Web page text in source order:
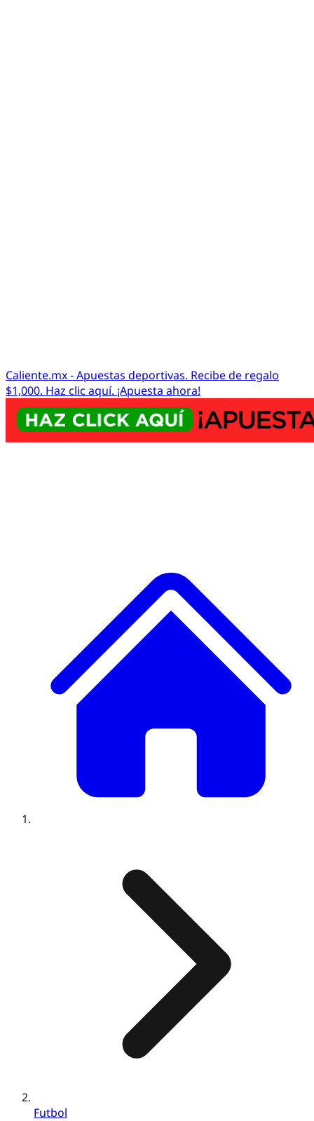
Caliente.mx - Apuestas deportivas. Recibe de regalo
$1,000. Haz clic aquí. ¡Apuesta ahora!
Futbol